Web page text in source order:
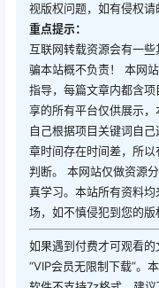
视版权问题，如有侵权请
重点提示：
互联网转载资源会有一
骗本站概不负责！ 本网
指导，每篇文章内都含
享的所有平台仅供展示
自己根据项目关键词自
章时间存在时间差，所
判断。 本网站仅做资源
真学习。本站所有资料
场，如不慎侵犯到您的版
如果遇到付费才可观看的
“VIP会员无限制下载”。